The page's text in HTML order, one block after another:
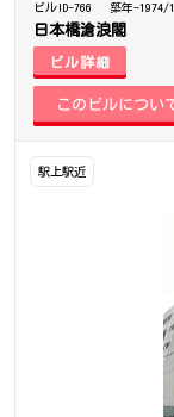
ビルID-766 築年-1974/1
日本橋滄浪閣
ビル詳細
駅上駅近